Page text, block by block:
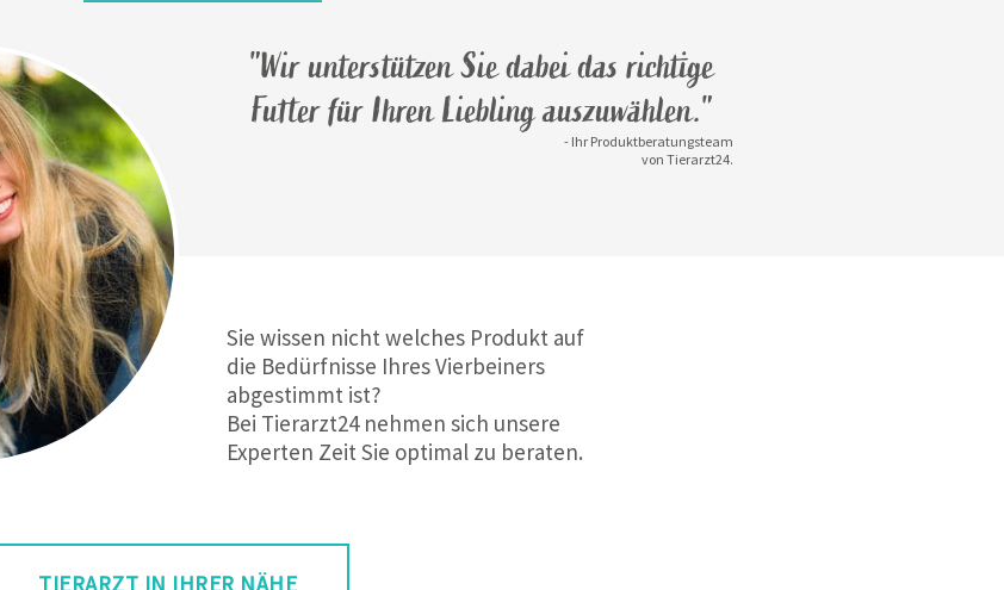
"Wir unterstützen Sie dabei das richtige
Futter für Ihren Liebling auszuwählen."
- Ihr Produktberatungsteam
von Tierarzt24.
Sie wissen nicht welches Produkt auf
die Bedürfnisse Ihres Vierbeiners
abgestimmt ist?
Bei Tierarzt24 nehmen sich unsere
Experten Zeit Sie optimal zu beraten.
TIERARZT IN IHRER NÄHE